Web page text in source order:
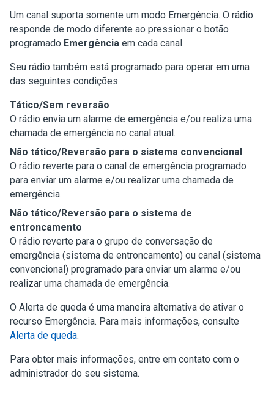
Um canal suporta somente um modo Emergência. O rádio
responde de modo diferente ao pressionar o botão
programado Emergência em cada canal.
Seu rádio também está programado para operar em uma
das seguintes condições:
Tático/Sem reversão
O rádio envia um alarme de emergência e/ou realiza uma
chamada de emergência no canal atual.
Não tático/Reversão para o sistema convencional
O rádio reverte para o canal de emergência programado
para enviar um alarme e/ou realizar uma chamada de
emergência.
Não tático/Reversão para o sistema de
entroncamento
O rádio reverte para o grupo de conversação de
emergência (sistema de entroncamento) ou canal (sistema
convencional) programado para enviar um alarme e/ou
realizar uma chamada de emergência.
O Alerta de queda é uma maneira alternativa de ativar o
recurso Emergência. Para mais informações, consulte
Alerta de queda.
Para obter mais informações, entre em contato com o
administrador do seu sistema.